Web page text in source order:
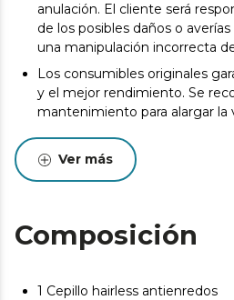
anulación. El cliente será
de los posibles daños o
una manipulación incorrecta
Los consumibles originales
y el mejor rendimiento. Se
mantenimiento para alargar la
Ver más
Composición
1 Cepillo hairless antienredos